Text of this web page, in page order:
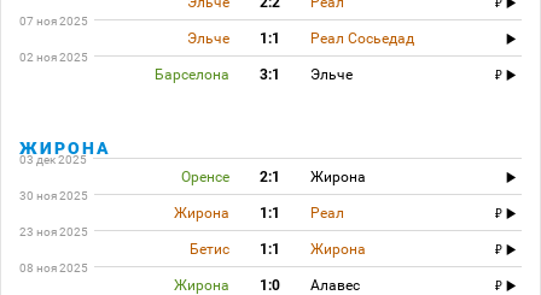
07 ноя 2025
Эльче 1:1 Реал Сосьедад
02 ноя 2025
Барселона 3:1 Эльче
ЖИРОНА
03 дек 2025
Оренсе 2:1 Жирона
30 ноя 2025
Жирона 1:1 Реал
23 ноя 2025
Бетис 1:1 Жирона
08 ноя 2025
Жирона 1:0 Алавес